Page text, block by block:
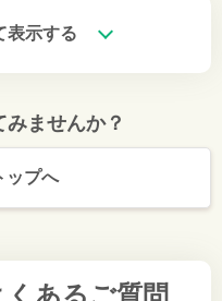
表示する
みませんか？
ップへ
くあるご質問